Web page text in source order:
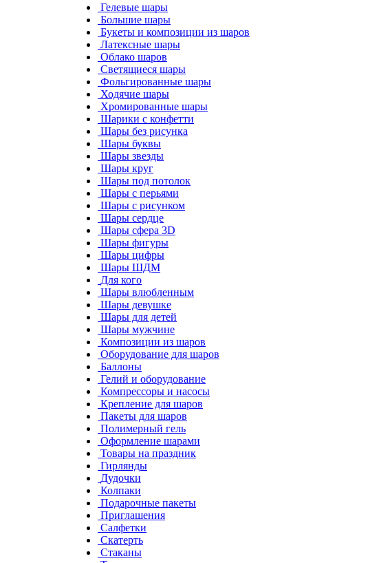
Гелевые шары
Большие шары
Букеты и композиции из шаров
Латексные шары
Облако шаров
Светящиеся шары
Фольгированные шары
Ходячие шары
Хромированные шары
Шарики с конфетти
Шары без рисунка
Шары буквы
Шары звезды
Шары круг
Шары под потолок
Шары с перьями
Шары с рисунком
Шары сердце
Шары сфера 3D
Шары фигуры
Шары цифры
Шары ШДМ
Для кого
Шары влюбленным
Шары девушке
Шары для детей
Шары мужчине
Композиции из шаров
Оборудование для шаров
Баллоны
Гелий и оборудование
Компрессоры и насосы
Крепление для шаров
Пакеты для шаров
Полимерный гель
Оформление шарами
Товары на праздник
Гирлянды
Дудочки
Колпаки
Подарочные пакеты
Приглашения
Салфетки
Скатерть
Стаканы